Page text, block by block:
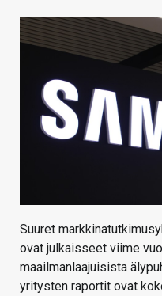
HAKU
Suuret
ovat julkaisseet viime
maailmanlaajuisista
yritysten raportit ovat